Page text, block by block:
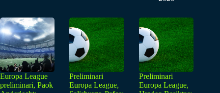
Europa League
preliminari, Paok
Preliminari
Europa League,
Preliminari
Europa League,